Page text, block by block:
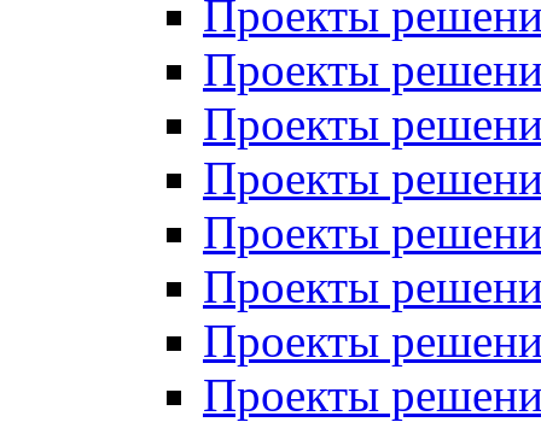
Проекты
Проекты
Проекты
Проекты
Проекты
Проекты
Проекты
Проекты